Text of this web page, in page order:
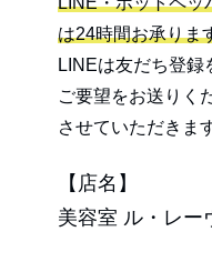
は24時間お承りま
LINEは友だち登録
ご要望をお送りく
させていただきま
【店名】
美容室 ル・レー